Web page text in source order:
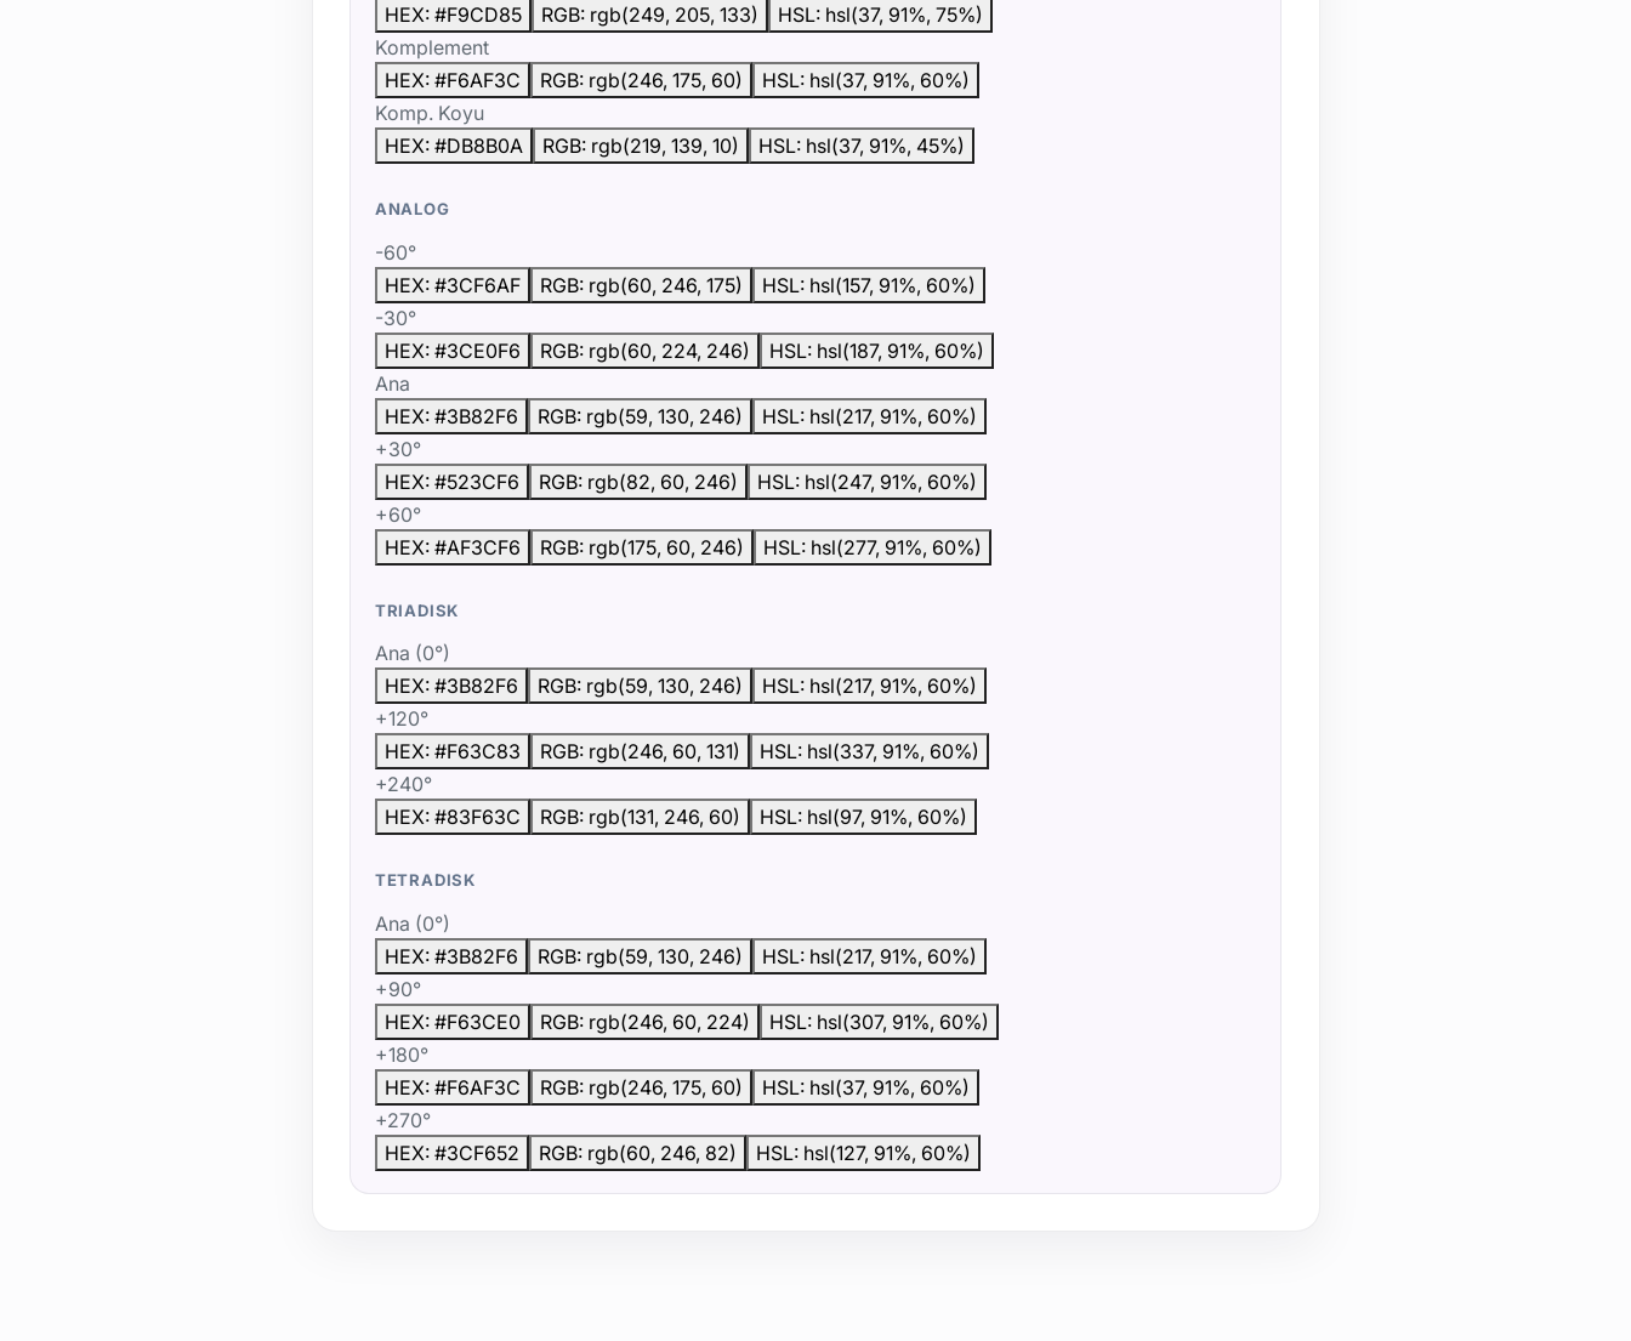
HEX: #F9CD85
RGB: rgb(249, 205, 133)
HSL: hsl(37, 91%, 75%)
Komplement
HEX: #F6AF3C
RGB: rgb(246, 175, 60)
HSL: hsl(37, 91%, 60%)
Komp. Koyu
HEX: #DB8B0A
RGB: rgb(219, 139, 10) HSL: hsl(37, 91%, 45%)
ANALOG
-60°
HEX: #3CF6AF
RGB: rgb(60, 246, 175)
HSL: hsl(157, 91%, 60%)
-30°
HEX: #3CE0F6
RGB: rgb(60, 224, 246)
HSL: hsl(187, 91%, 60%)
Ana
HEX: #3B82F6
RGB: rgb(59, 130, 246)
HSL: hsl(217, 91%, 60%)
+30°
HEX: #523CF6
RGB: rgb(82, 60, 246)
HSL: hsl(247, 91%, 60%)
+60°
HEX: #AF3CF6
RGB: rgb(175, 60, 246) HSL: hsl(277, 91%, 60%)
TRIADISK
Ana (0°)
HEX: #3B82F6
RGB: rgb(59, 130, 246)
HSL: hsl(217, 91%, 60%)
+120°
HEX: #F63C83
RGB: rgb(246, 60, 131)
HSL: hsl(337, 91%, 60%)
+240°
HEX: #83F63C
RGB: rgb(131, 246, 60) HSL: hsl(97, 91%, 60%)
TETRADISK
Ana (0°)
HEX: #3B82F6
RGB: rgb(59, 130, 246)
HSL: hsl(217, 91%, 60%)
+90°
HEX: #F63CE0
RGB: rgb(246, 60, 224)
HSL: hsl(307, 91%, 60%)
+180°
HEX: #F6AF3C
RGB: rgb(246, 175, 60)
HSL: hsl(37, 91%, 60%)
+270°
HEX: #3CF652
RGB: rgb(60, 246, 82) HSL: hsl(127, 91%, 60%)